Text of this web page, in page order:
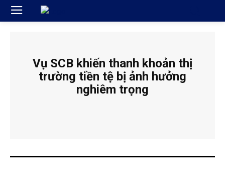
Vụ SCB khiến thanh khoản thị
trường tiền tệ bị ảnh hưởng
nghiêm trọng